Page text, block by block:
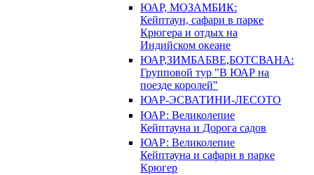
ЮАР, МОЗАМБИК:
Кейптаун, сафари в парке
Крюгера и отдых на
Индийском океане
ЮАР,ЗИМБАБВЕ,БОТСВАНА:
Групповой тур "В ЮАР на
поезде королей"
ЮАР-ЭСВАТИНИ-ЛЕСОТО
ЮАР: Великолепие
Кейптауна и Дорога садов
ЮАР: Великолепие
Кейптауна и сафари в парке
Крюгер